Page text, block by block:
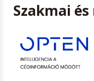
Szakmai